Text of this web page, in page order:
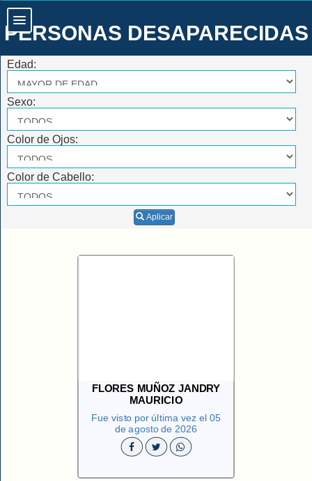
PERSONAS DESAPARECIDAS
Edad:
Sexo:
Color de Ojos:
Color de Cabello:
Aplicar
FLORES MUÑOZ JANDRY
MAURICIO
Fue visto por última vez el 05
de agosto de 2026